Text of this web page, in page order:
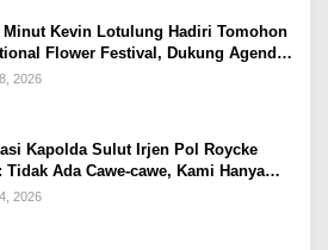
Minut Kevin Lotulung Hadiri Tomohon
Flower Festival, Dukung Agenda
Nasional
2026
Kapolda Sulut Irjen Pol Roycke
Tidak Ada Cawe-cawe, Kami Hanya
Perintah Undang-Undang
2026